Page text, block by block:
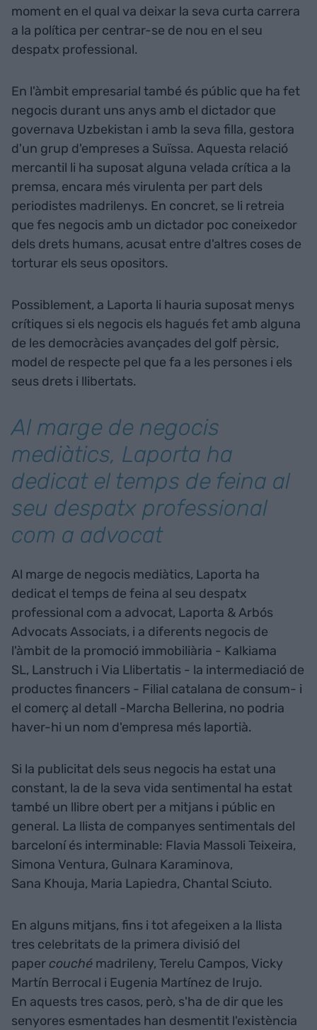
moment en el qual va deixar la seva curta carrera
a la política per centrar-se de nou en el seu
despatx professional.
En l'àmbit empresarial també és públic que ha fet
negocis durant uns anys amb el dictador que
governava Uzbekistan i amb la seva filla, gestora
d'un grup d'empreses a Suïssa. Aquesta relació
mercantil li ha suposat alguna velada crítica a la
premsa, encara més virulenta per part dels
periodistes madrilenys. En concret, se li retreia
que fes negocis amb un dictador poc coneixedor
dels drets humans, acusat entre d'altres coses de
torturar els seus opositors.
Possiblement, a Laporta li hauria suposat menys
crítiques si els negocis els hagués fet amb alguna
de les democràcies avançades del golf pèrsic,
model de respecte pel que fa a les persones i els
seus drets i llibertats.
Al marge de negocis
mediàtics, Laporta ha
dedicat el temps de feina al
seu despatx professional
com a advocat
Al marge de negocis mediàtics, Laporta ha
dedicat el temps de feina al seu despatx
professional com a advocat, Laporta & Arbós
Advocats Associats, i a diferents negocis de
l'àmbit de la promoció immobiliària - Kalkiama
SL, Lanstruch i Via Llibertatis - la intermediació de
productes financers - Filial catalana de consum- i
el comerç al detall -Marcha Bellerina, no podria
haver-hi un nom d'empresa més laportià.
Si la publicitat dels seus negocis ha estat una
constant, la de la seva vida sentimental ha estat
també un llibre obert per a mitjans i públic en
general. La llista de companyes sentimentals del
barceloní és interminable: Flavia Massoli Teixeira,
Simona Ventura, Gulnara Karaminova,
Sana Khouja, Maria Lapiedra, Chantal Sciuto.
En alguns mitjans, fins i tot afegeixen a la llista
tres celebritats de la primera divisió del
papercouché madrileny, Terelu Campos, Vicky
Martín Berrocal i Eugenia Martínez de Irujo.
En aquests tres casos, però, s'ha de dir que les
senyores esmentades han desmentit l'existència